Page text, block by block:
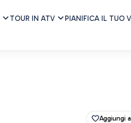
TOUR IN ATV PIANIFICA IL TUO
Aggiungi